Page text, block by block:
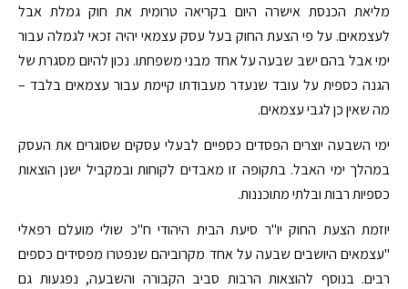
מליאת הכנסת אישרה היום בקריאה טרומית את חוק גמלת אבל
לעצמאים. על פי הצעת החוק בעל עסק עצמאי יהיה זכאי לגמלה עבור
ימי אבל בהם ישב שבעה על אחד מבני משפחתו. נכון להיום מסגרת של
הגנה כספית על עובד שנעדר מעבודתו קיימת עבור עצמאים בלבד –
מה שאין כן לגבי עצמאים.
ימי השבעה יוצרים הפסדים כספיים לבעלי עסקים שסוגרים את העסק
במהלך ימי האבל. בתקופה זו מאבדים לקוחות ובמקביל ישנן הוצאות
כספיות רבות ובלתי מתוכננות.
יוזמת הצעת החוק יו"ר סיעת הבית היהודי ח"כ שולי מועלם רפאלי
"עצמאים היושבים שבעה על אחד מקרוביהם שנפטרו מפסידים כספים
רבים. בנוסף להוצאות הרבות סביב הקבורה והשבעה, נפגעות גם